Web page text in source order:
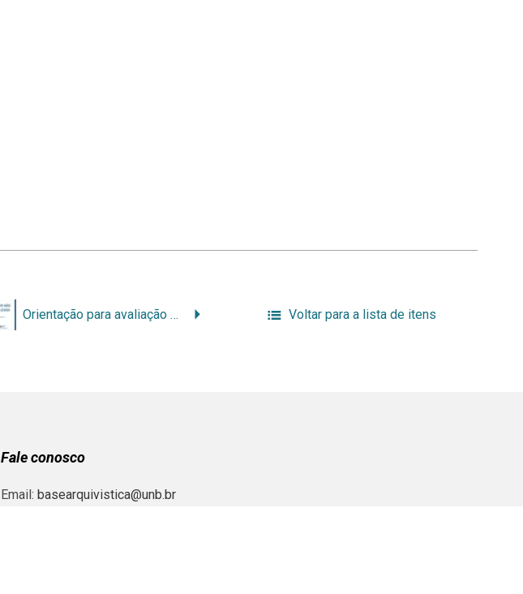
Orientação para avaliação e arquivamento intermediário em arquivos públicos Voltar para a lista de itens
Fale conosco
Email: basearquivistica@unb.br